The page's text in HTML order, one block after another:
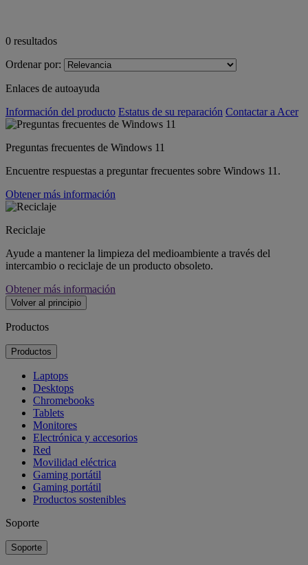
0 resultados
Ordenar por:
Enlaces de autoayuda
Información del producto Estatus de su reparación Contactar a Acer
Preguntas frecuentes de Windows 11
Encuentre respuestas a preguntar frecuentes sobre Windows 11.
Obtener más información
Reciclaje
Ayude a mantener la limpieza del medioambiente a través del
intercambio o reciclaje de un producto obsoleto.
Obtener más información
Volver al principio
Productos
Productos
Laptops
Desktops
Chromebooks
Tablets
Monitores
Electrónica y accesorios
Red
Movilidad eléctrica
Gaming portátil
Gaming portátil
Productos sostenibles
Soporte
Soporte